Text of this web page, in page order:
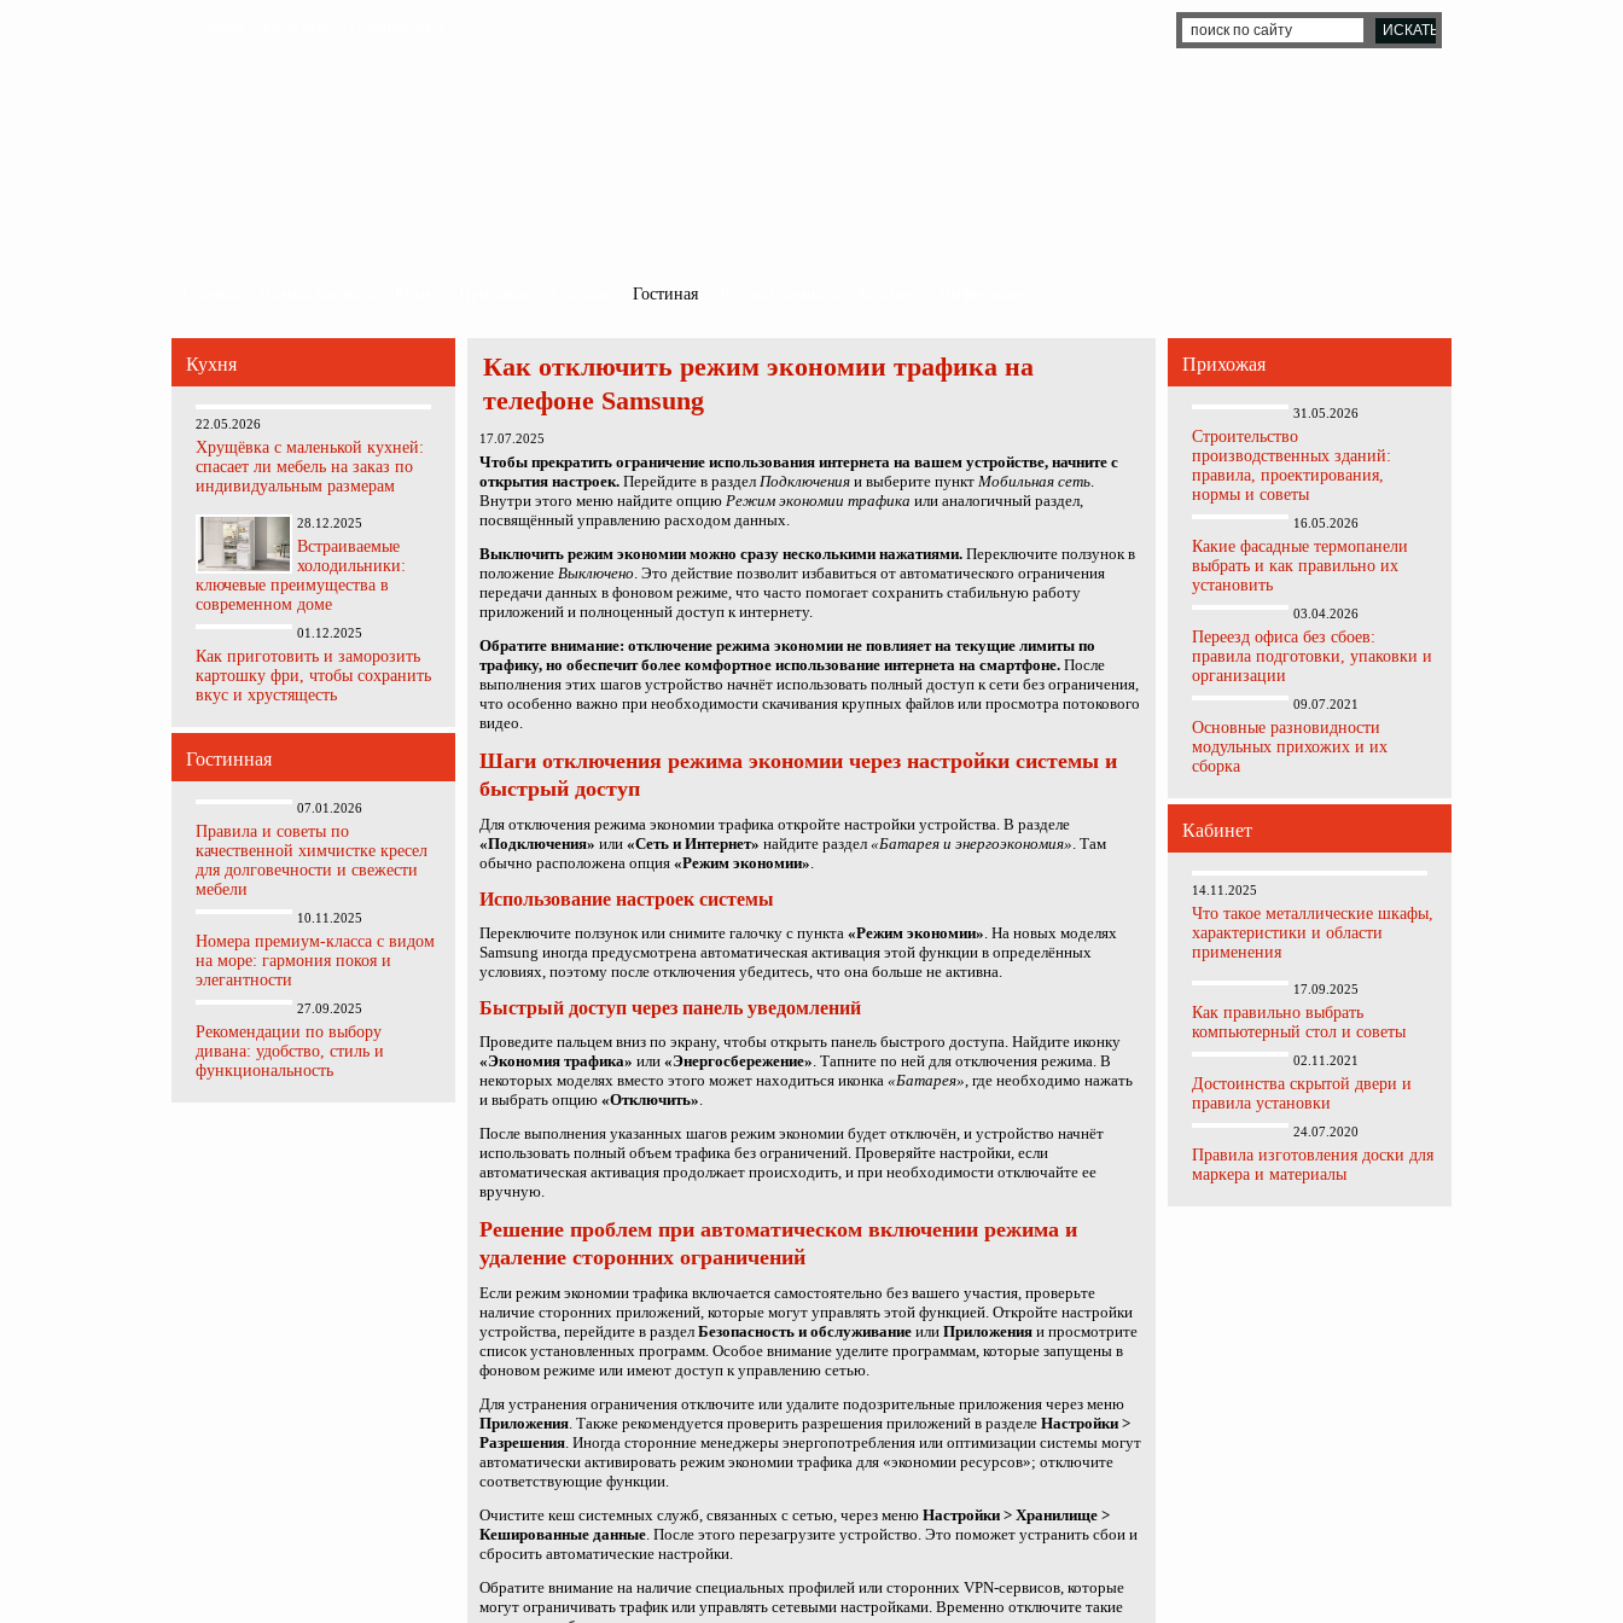
Гостиная
Кухня
22.05.2026
Хрущёвка с маленькой кухней:
спасает ли мебель на заказ по
индивидуальным размерам
28.12.2025
Встраиваемые
холодильники:
ключевые преимущества в
современном доме
01.12.2025
Как приготовить и заморозить
картошку фри, чтобы сохранить
вкус и хрустящесть
Гостинная
07.01.2026
Правила и советы по
качественной химчистке кресел
для долговечности и свежести
мебели
10.11.2025
Номера премиум-класса с видом
на море: гармония покоя и
элегантности
27.09.2025
Рекомендации по выбору
дивана: удобство, стиль и
функциональность
Прихожая
31.05.2026
Строительство
производственных зданий:
правила, проектирования,
нормы и советы
16.05.2026
Какие фасадные термопанели
выбрать и как правильно их
установить
03.04.2026
Переезд офиса без сбоев:
правила подготовки, упаковки и
организации
09.07.2021
Основные разновидности
модульных прихожих и их
сборка
Кабинет
14.11.2025
Что такое металлические шкафы,
характеристики и области
применения
17.09.2025
Как правильно выбрать
компьютерный стол и советы
02.11.2021
Достоинства скрытой двери и
правила установки
24.07.2020
Правила изготовления доски для
маркера и материалы
Как отключить режим экономии трафика на
телефоне Samsung
17.07.2025
Чтобы прекратить ограничение использования интернета на вашем устройстве, начните с
открытия настроек. Перейдите в раздел Подключения и выберите пункт Мобильная сеть.
Внутри этого меню найдите опцию Режим экономии трафика или аналогичный раздел,
посвящённый управлению расходом данных.
Выключить режим экономии можно сразу несколькими нажатиями. Переключите ползунок в
положение Выключено. Это действие позволит избавиться от автоматического ограничения
передачи данных в фоновом режиме, что часто помогает сохранить стабильную работу
приложений и полноценный доступ к интернету.
Обратите внимание: отключение режима экономии не повлияет на текущие лимиты по
трафику, но обеспечит более комфортное использование интернета на смартфоне. После
выполнения этих шагов устройство начнёт использовать полный доступ к сети без ограничения,
что особенно важно при необходимости скачивания крупных файлов или просмотра потокового
видео.
Шаги отключения режима экономии через настройки системы и
быстрый доступ
Для отключения режима экономии трафика откройте настройки устройства. В разделе
«Подключения» или «Сеть и Интернет» найдите раздел «Батарея и энергоэкономия». Там
обычно расположена опция «Режим экономии».
Использование настроек системы
Переключите ползунок или снимите галочку с пункта «Режим экономии». На новых моделях
Samsung иногда предусмотрена автоматическая активация этой функции в определённых
условиях, поэтому после отключения убедитесь, что она больше не активна.
Быстрый доступ через панель уведомлений
Проведите пальцем вниз по экрану, чтобы открыть панель быстрого доступа. Найдите иконку
«Экономия трафика» или «Энергосбережение». Тапните по ней для отключения режима. В
некоторых моделях вместо этого может находиться иконка «Батарея», где необходимо нажать
и выбрать опцию «Отключить».
После выполнения указанных шагов режим экономии будет отключён, и устройство начнёт
использовать полный объем трафика без ограничений. Проверяйте настройки, если
автоматическая активация продолжает происходить, и при необходимости отключайте ее
вручную.
Решение проблем при автоматическом включении режима и
удаление сторонних ограничений
Если режим экономии трафика включается самостоятельно без вашего участия, проверьте
наличие сторонних приложений, которые могут управлять этой функцией. Откройте настройки
устройства, перейдите в раздел Безопасность и обслуживание или Приложения и просмотрите
список установленных программ. Особое внимание уделите программам, которые запущены в
фоновом режиме или имеют доступ к управлению сетью.
Для устранения ограничения отключите или удалите подозрительные приложения через меню
Приложения. Также рекомендуется проверить разрешения приложений в разделе Настройки >
Разрешения. Иногда сторонние менеджеры энергопотребления или оптимизации системы могут
автоматически активировать режим экономии трафика для «экономии ресурсов»; отключите
соответствующие функции.
Очистите кеш системных служб, связанных с сетью, через меню Настройки > Хранилище >
Кешированные данные. После этого перезагрузите устройство. Это поможет устранить сбои и
сбросить автоматические настройки.
Обратите внимание на наличие специальных профилей или сторонних VPN-сервисов, которые
могут ограничивать трафик или управлять сетевыми настройками. Временно отключите такие